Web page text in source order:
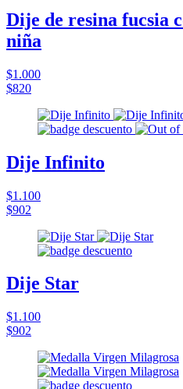
Dije de resina fucsia
niña
$1.000
$820
Dije Infinito
$1.100
$902
Dije Star
$1.100
$902